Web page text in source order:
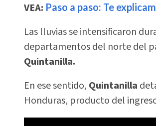
VEA: Paso a paso: Te
Las lluvias se intensificaron
departamentos del norte del
Quintanilla.
En ese sentido, Quintanilla
Honduras, producto del